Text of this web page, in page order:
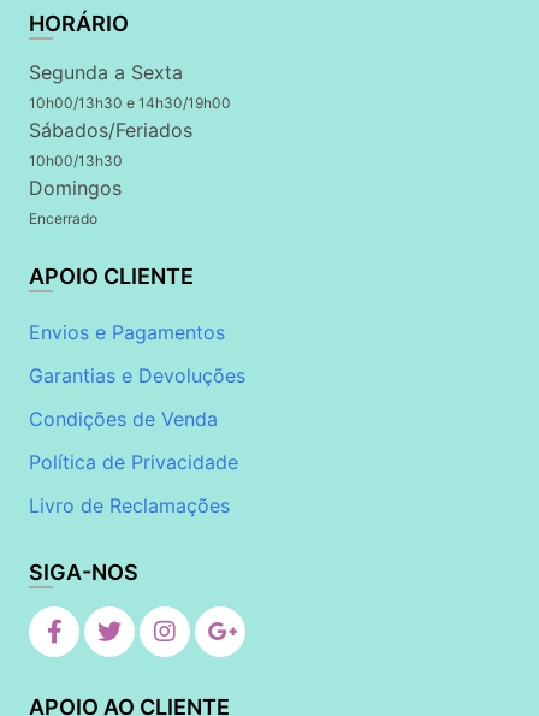
HORÁRIO
Segunda a Sexta
10h00/13h30 e 14h30/19h00
Sábados/Feriados
10h00/13h30
Domingos
Encerrado
APOIO CLIENTE
Envios e Pagamentos
Garantias e Devoluções
Condições de Venda
Política de Privacidade
Livro de Reclamações
SIGA-NOS
APOIO AO CLIENTE